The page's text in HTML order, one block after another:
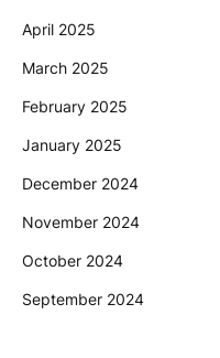
April 2025
March 2025
February 2025
January 2025
December 2024
November 2024
October 2024
September 2024